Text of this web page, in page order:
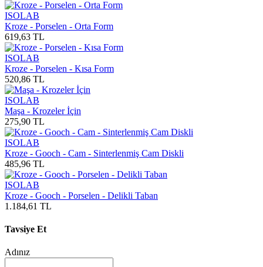
ISOLAB
Kroze - Porselen - Orta Form
619,63 TL
ISOLAB
Kroze - Porselen - Kısa Form
520,86 TL
ISOLAB
Maşa - Krozeler İçin
275,90 TL
ISOLAB
Kroze - Gooch - Cam - Sinterlenmiş Cam Diskli
485,96 TL
ISOLAB
Kroze - Gooch - Porselen - Delikli Taban
1.184,61 TL
Tavsiye Et
Adınız